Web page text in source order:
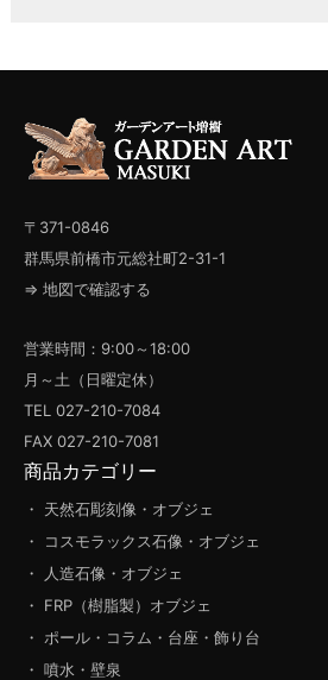
〒371-0846
群馬県前橋市元総社町2-31-1
⇒ 地図で確認する
営業時間：9:00～18:00
月～土（日曜定休）
TEL 027-210-7084
FAX 027-210-7081
商品カテゴリー
・ 天然石彫刻像・オブジェ
・ コスモラックス石像・オブジェ
・ 人造石像・オブジェ
・ FRP（樹脂製）オブジェ
・ ポール・コラム・台座・飾り台
・ 噴水・壁泉